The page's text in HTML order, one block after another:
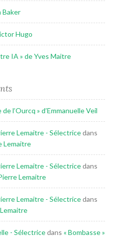
Baker
Hugo
IA » de Yves Maitre
de l’Ourcq » d’Emmanuelle Veil
Lemaitre - Sélectricedans
Lemaitre
Lemaitre - Sélectricedans
Lemaitre
Lemaitre - Sélectricedans
- Sélectricedans « Bombasse »